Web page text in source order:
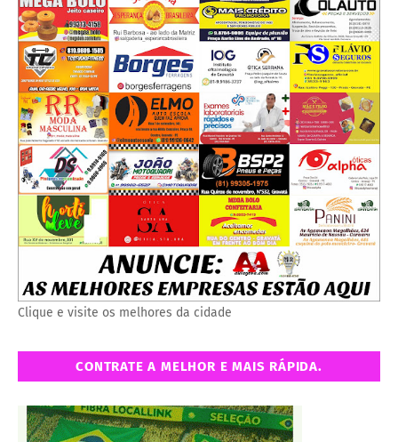
Clique e visite os melhores da cidade
CONTRATE A MELHOR E MAIS RÁPIDA.